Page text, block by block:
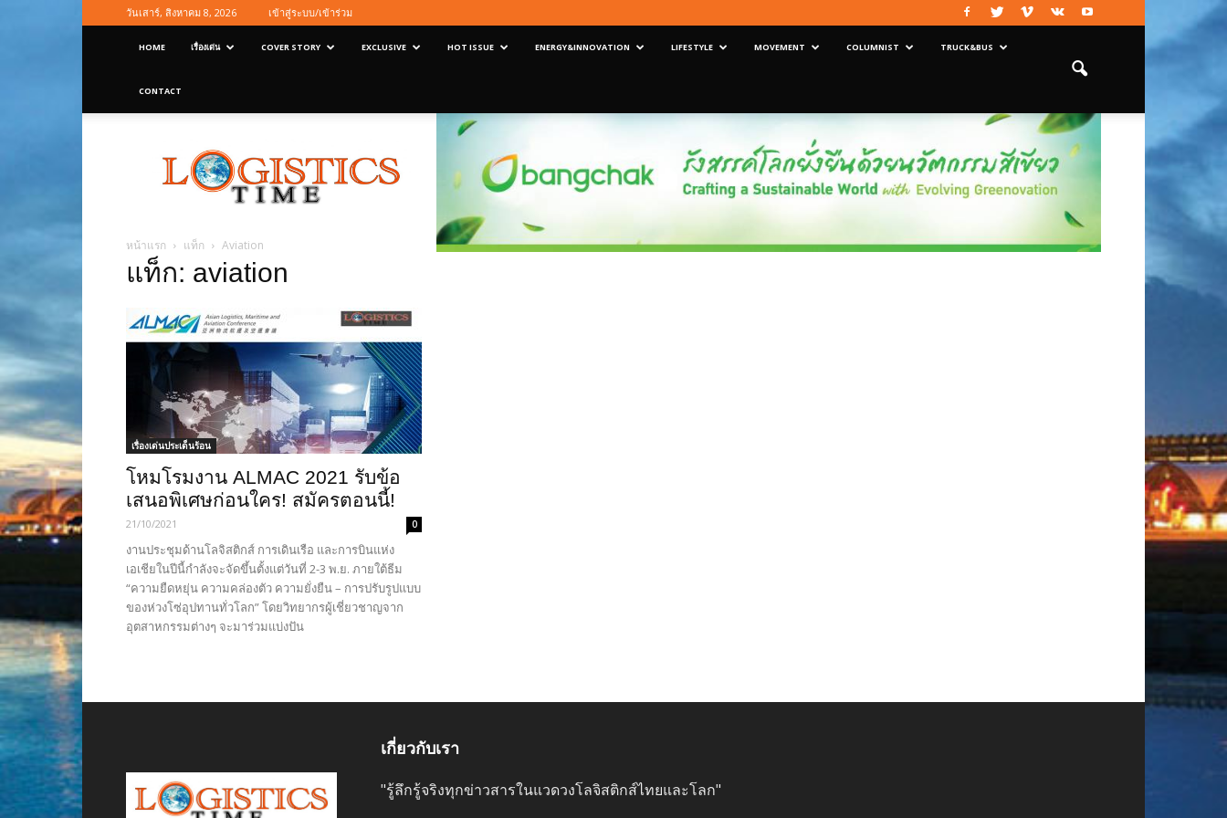
วันเสาร์, สิงหาคม 8, 2026 เข้าสู่ระบบ/เข้าร่วม
HOME เรื่องเด่น COVER STORY EXCLUSIVE HOT ISSUE ENERGY&INNOVATION LIFESTYLE MOVEMENT COLUMNIST TRUCK&BUS
CONTACT
Magazine
หน้าแรก แท็ก Aviation
แท็ก: aviation
เรื่องเด่นประเด็นร้อน
โหมโรมงาน ALMAC 2021 รับข้อ
เสนอพิเศษก่อนใคร! สมัครตอนนี้!
21/10/2021 0
งานประชุมด้านโลจิสติกส์ การเดินเรือ และการบินแห่ง
เอเชียในปีนี้กำลังจะจัดขึ้นตั้งแต่วันที่ 2-3 พ.ย. ภายใต้ธีม
“ความยืดหยุ่น ความคล่องตัว ความยั่งยืน – การปรับรูปแบบ
ของห่วงโซ่อุปทานทั่วโลก” โดยวิทยากรผู้เชี่ยวชาญจาก
อุตสาหกรรมต่างๆ จะมาร่วมแบ่งปัน
เกี่ยวกับเรา
"รู้ลึกรู้จริงทุกข่าวสารในแวดวงโลจิสติกส์ไทยและโลก"